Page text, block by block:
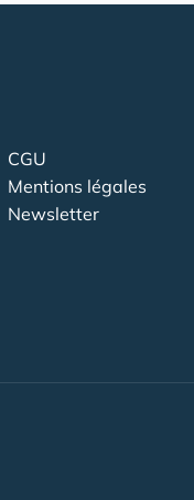
CGU
Mentions légales
Newsletter